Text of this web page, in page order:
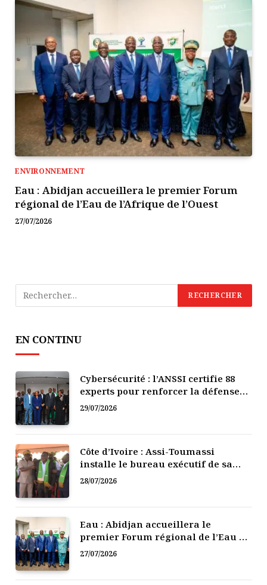
ENVIRONNEMENT
Eau : Abidjan accueillera le premier Forum
régional de l’Eau de l’Afrique de l’Ouest
27/07/2026
EN CONTINU
Cybersécurité : l’ANSSI certifie 88
experts pour renforcer la défense
numérique de la Côte d’Ivoire
29/07/2026
Côte d’Ivoire : Assi-Toumassi
installe le bureau exécutif de sa
mutuelle de développement
28/07/2026
Eau : Abidjan accueillera le
premier Forum régional de l’Eau de
l’Afrique de l’Ouest
27/07/2026